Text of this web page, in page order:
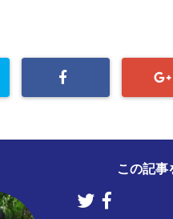
この記